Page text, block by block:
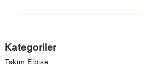
Kategoriler
Takım Elbise